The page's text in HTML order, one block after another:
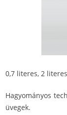
0,7 literes, 2
Hagyományos
üvegek.